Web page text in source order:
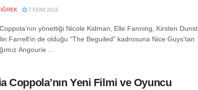
7 EKIM 2016
yönettiği Nicole Kidman, Elle Fanning, Kirsten Dunst
Farrell’in de olduğu "The Beguiled" kadrosuna Nice Guys'tan
Angourie ...
Coppola’nın Yeni Filmi ve Oyuncu